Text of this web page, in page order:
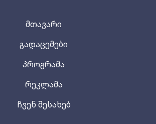
მთავარი
გადაცემები
პროგრამა
რეკლამა
ჩვენ შესახებ